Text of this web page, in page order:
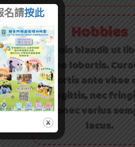
Hobbies
Proin blandit ut
vitae lobortis.
lobortis ante vitae
sagittis, nec
Donec varius
lacus.
名請按此